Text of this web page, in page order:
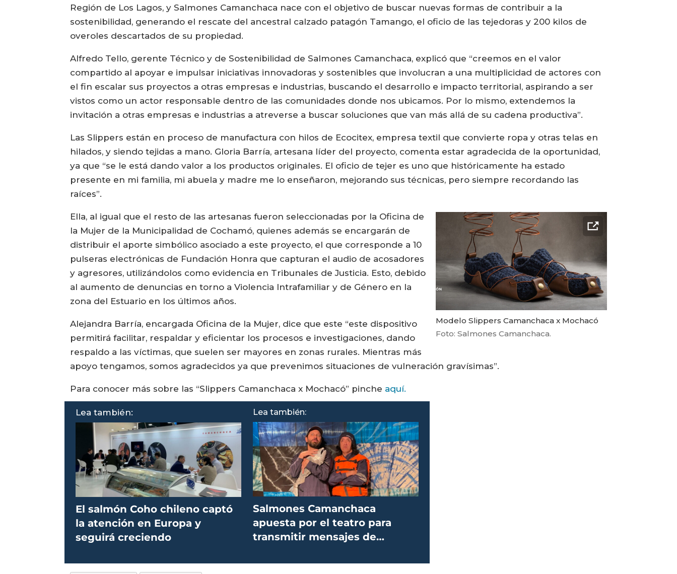
Región de Los Lagos, y Salmones Camanchaca nace con el objetivo de buscar nuevas formas de contribuir a la
sostenibilidad, generando el rescate del ancestral calzado patagón Tamango, el oficio de las tejedoras y 200 kilos de
overoles descartados de su propiedad.
Alfredo Tello, gerente Técnico y de Sostenibilidad de Salmones Camanchaca, explicó que “creemos en el valor
compartido al apoyar e impulsar iniciativas innovadoras y sostenibles que involucran a una multiplicidad de actores con
el fin escalar sus proyectos a otras empresas e industrias, buscando el desarrollo e impacto territorial, aspirando a ser
vistos como un actor responsable dentro de las comunidades donde nos ubicamos. Por lo mismo, extendemos la
invitación a otras empresas e industrias a atreverse a buscar soluciones que van más allá de su cadena productiva”.
Las Slippers están en proceso de manufactura con hilos de Ecocitex, empresa textil que convierte ropa y otras telas en
hilados, y siendo tejidas a mano. Gloria Barría, artesana líder del proyecto, comenta estar agradecida de la oportunidad,
ya que “se le está dando valor a los productos originales. El oficio de tejer es uno que históricamente ha estado
presente en mi familia, mi abuela y madre me lo enseñaron, mejorando sus técnicas, pero siempre recordando las
raíces”.
Modelo Slippers Camanchaca x Mochacó
Foto: Salmones Camanchaca.
Ella, al igual que el resto de las artesanas fueron seleccionadas por la Oficina de
la Mujer de la Municipalidad de Cochamó, quienes además se encargarán de
distribuir el aporte simbólico asociado a este proyecto, el que corresponde a 10
pulseras electrónicas de Fundación Honra que capturan el audio de acosadores
y agresores, utilizándolos como evidencia en Tribunales de Justicia. Esto, debido
al aumento de denuncias en torno a Violencia Intrafamiliar y de Género en la
zona del Estuario en los últimos años.
Alejandra Barría, encargada Oficina de la Mujer, dice que este “este dispositivo
permitirá facilitar, respaldar y eficientar los procesos e investigaciones, dando
respaldo a las víctimas, que suelen ser mayores en zonas rurales. Mientras más
apoyo tengamos, somos agradecidos ya que prevenimos situaciones de vulneración gravísimas”.
Para conocer más sobre las “Slippers Camanchaca x Mochacó” pinche aquí.
Lea también:
El salmón Coho chileno captó
la atención en Europa y
seguirá creciendo
Lea también:
Salmones Camanchaca
apuesta por el teatro para
transmitir mensajes de